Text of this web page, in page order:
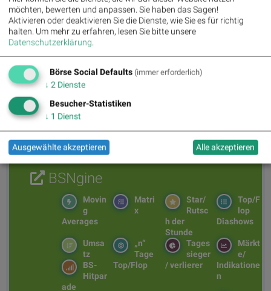
Veröffentlichung ab.
Originalversion auf businesswire.com ansehen:
https://www.businesswire.com/news/home/20260602444645/de/
BSN Podcasts
Christian Drastil: Wiener Börse Plausch
um Asta besser zu verstehen (Christoph Rainer / Maxim
Petzwinkler)
BSNgine
Top/F
lop
Diashows
Star/
Rutsc
h der
Stunde
Matri
x
Movin
g
Averages
Märkt
e/
Indikatione
n
Tages
sieger
/ verlierer
„n“
Tage
Top/Flop
Umsa
tz
BS-
Hitpar
ade
möchten, bewerten und anpassen. Sie haben das Sagen!
Aktivieren oder deaktivieren Sie die Dienste, wie Sie es für richtig
halten. Um mehr zu erfahren, lesen Sie bitte unsere
Datenschutzerklärung.
Börse Social Defaults (immer erforderlich)
↓ 2 Dienste
Besucher-Statistiken
↓ 1 Dienst
Ausgewählte akzeptieren Alle akzeptieren